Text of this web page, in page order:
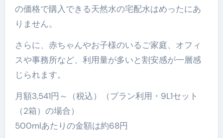
の価格で購入できる天然水の宅配水はめったにあ
りません。
さらに、赤ちゃんやお子様のいるご家庭、オフィ
スや事務所など、利用量が多いと割安感が一層感
じられます。
月額3,541円～（税込）（プラン利用・9L1セット
（2箱）の場合）
500mlあたりの金額は約68円